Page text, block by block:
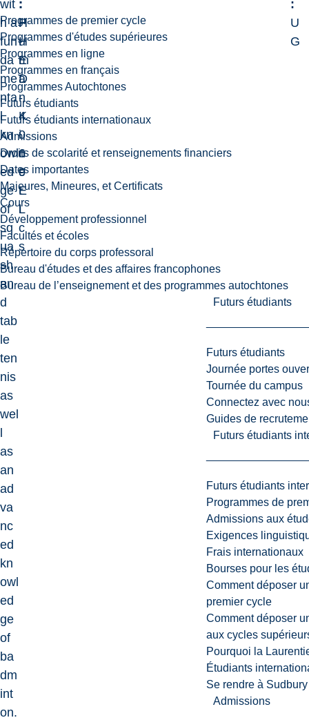
Programmes de premier cycle
Programmes d'études supérieures
Programmes en ligne
Programmes en français
Programmes Autochtones
Futurs étudiants
Futurs étudiants internationaux
Admissions
Droits de scolarité et renseignements financiers
Dates importantes
Majeures, Mineures, et Certificats
Cours
Développement professionnel
Facultés et écoles
Répertoire du corps professoral
Bureau d'études et des affaires francophones
Bureau de l’enseignement et des programmes autochtones
Futurs étudiants
Futurs étudiants
Journée portes
Tournée du campus
Connectez avec
Guides de
Futurs étudiants
Futurs étudiants
Programmes de
Admissions aux
Exigences
Frais internationaux
Bourses pour les
Comment déposer
premier cycle
Comment déposer
aux cycles
Pourquoi la
Étudiants
Se rendre à Sudbury
Admissions
wit
h a
fun
da
me
nta
l
kn
owl
ed
ge
of
sq
ua
sh
an
d
tab
le
ten
nis
as
wel
as
an
ad
va
nc
ed
kn
owl
ed
ge
of
ba
dm
int
on.
:
P
H
E
D
-
4
0
6
9
E
L
:
H
u
m
a
n
K
i
n
e
t
i
c
s
:
U
G